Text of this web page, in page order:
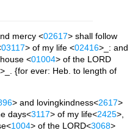
mercy <02617> shall follow
03117> of my life <02416>_: and
<01004> of the LORD
>_. {for ever: Heb. to length of
> and lovingkindness<2617>
days<3117> of my life<2425>,
1004> of the LORD<3068>